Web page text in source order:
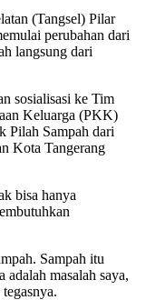
(Tangsel) Pilar
perubahan dari
langsung dari
sosialisasi ke Tim
Keluarga (PKK)
Pilah Sampah dari
Kota Tangerang
bisa hanya
Sampah itu
adalah masalah saya,